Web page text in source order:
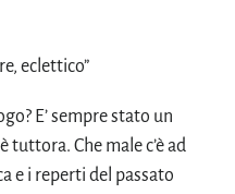
eclettico”
E’ sempre stato un
Che male c’è ad
e i reperti del passato